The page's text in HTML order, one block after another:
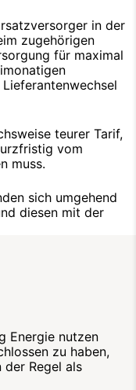
in der
zugehörigen
für maximal
teurer Tarif,
vom
muss.
sich umgehend
diesen mit der
Energie nutzen
zu haben,
der Regel als